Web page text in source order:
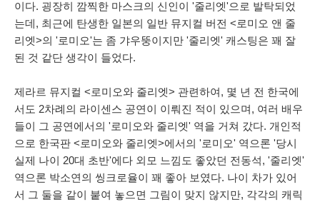
이다. 굉장히 깜찍한 마스크의 신인이 '줄리엣'으로 발탁되었
는데, 최근에 탄생한 일본의 일반 뮤지컬 버전 <로미오 앤 줄
리엣>의 '로미오'는 좀 갸우뚱이지만 '줄리엣' 캐스팅은 꽤 잘
된 것 같단 생각이 들었다.
제라르 뮤지컬 <로미오와 줄리엣> 관련하여, 몇 년 전 한국에
서도 2차례의 라이센스 공연이 이뤄진 적이 있으며, 여러 배우
들이 그 공연에서의 '로미오와 줄리엣' 역을 거쳐 갔다. 개인적
으로 한국판 <로미오와 줄리엣>에서의 '로미오' 역으론 '당시
실제 나이 20대 초반'에다 외모 느낌도 좋았던 전동석, '줄리엣'
역으론 박소연의 씽크로율이 꽤 좋아 보였다. 나이 차가 있어
서 그 둘을 같이 붙여 놓으면 그림이 맞지 않지만, 각각의 캐릭